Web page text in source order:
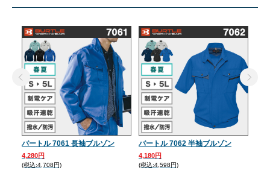
バートル 7061 長袖ブルゾン
4,280円
(税込:4,708円)
バートル 7062 半袖ブルゾン
4,180円
(税込:4,598円)